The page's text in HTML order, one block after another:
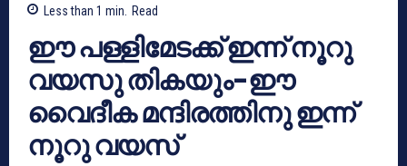
Less than 1 min. Read
ഈ പള്ളിമേടക്ക് ഇന്ന് നൂറു
വയസു തികയും-ഈ
വൈദീക മന്ദിരത്തിനു ഇന്ന്
നൂറു വയസ്